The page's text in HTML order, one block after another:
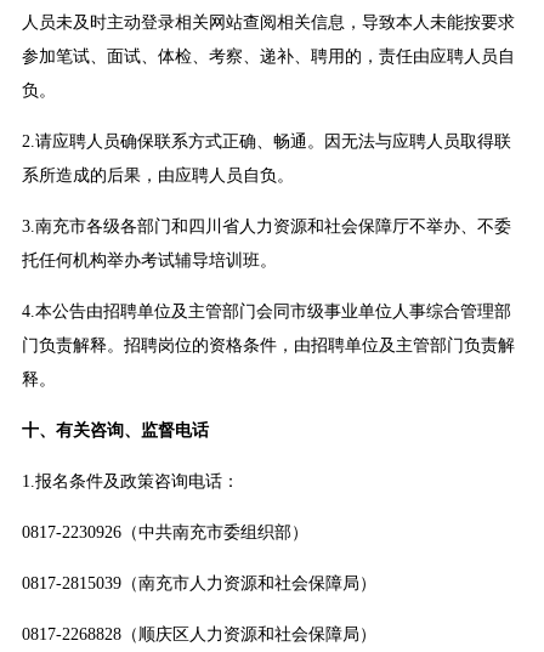
人员未及时主动登录相关网站查阅相关信息，导致本人未能按要求
参加笔试、面试、体检、考察、递补、聘用的，责任由应聘人员自
负。
2.请应聘人员确保联系方式正确、畅通。因无法与应聘人员取得联
系所造成的后果，由应聘人员自负。
3.南充市各级各部门和四川省人力资源和社会保障厅不举办、不委
托任何机构举办考试辅导培训班。
4.本公告由招聘单位及主管部门会同市级事业单位人事综合管理部
门负责解释。招聘岗位的资格条件，由招聘单位及主管部门负责解
释。
十、有关咨询、监督电话
1.报名条件及政策咨询电话：
0817-2230926（中共南充市委组织部）
0817-2815039（南充市人力资源和社会保障局）
0817-2268828（顺庆区人力资源和社会保障局）